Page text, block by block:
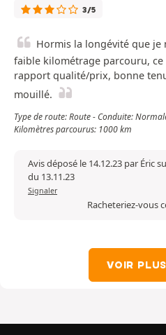
3/5
Hormis la longévité que je
faible kilométrage parcouru,
rapport qualité/prix, bonne
mouillé.
Type de route: Route - Conduite:
Kilomètres parcourus: 1000 km
Avis déposé le 14.12.23 par Éric
du 13.11.23
Signaler
Racheteriez-vous
VOIR